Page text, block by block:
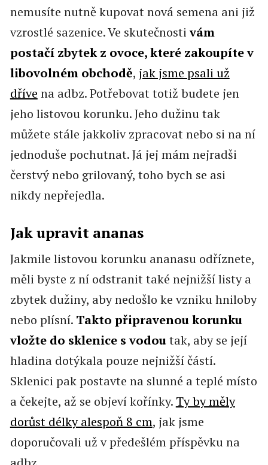
nemusíte nutně kupovat nová semena ani již
vzrostlé sazenice. Ve skutečnostivám
postačí zbytek z ovoce, které zakoupíte v
libovolném obchodě, jak jsme psali už
dříve na adbz. Potřebovat totiž budete jen
jeho listovou korunku. Jeho dužinu tak
můžete stále jakkoliv zpracovat nebo si na ní
jednoduše pochutnat. Já jej mám nejradši
čerstvý nebo grilovaný, toho bych se asi
nikdy nepřejedla.
Jak upravit ananas
Jakmile listovou korunku ananasu odříznete,
měli byste z ní odstranit také nejnižší listy a
zbytek dužiny, aby nedošlo ke vzniku hniloby
nebo plísní. Takto připravenou korunku
vložte do sklenice s vodoutak, aby se její
hladina dotýkala pouze nejnižší částí.
Sklenici pak postavte na slunné a teplé místo
a čekejte, až se objeví kořínky. Ty by měly
dorůst délky alespoň 8 cm, jak jsme
doporučovali už v předešlém příspěvku na